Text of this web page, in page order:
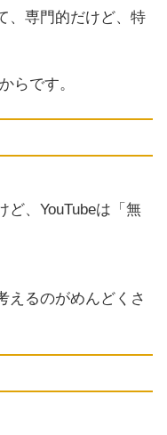
、専門的だけど、特
らです。
ど、YouTubeは「無
えるのがめんどくさ